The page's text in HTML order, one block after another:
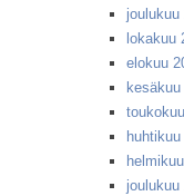
joulukuu
lokakuu
elokuu
joulukuu